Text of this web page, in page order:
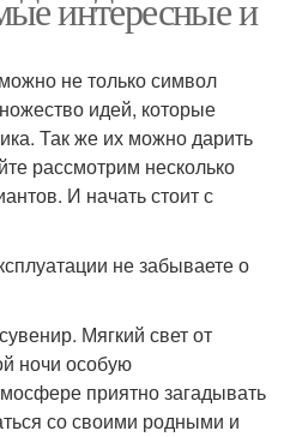
интересные и
не только символ
идей, которые
Так же их можно дарить
рассмотрим несколько
И начать стоит с
не забываете о
Мягкий свет от
ночи особую
приятно загадывать
со своими родными и